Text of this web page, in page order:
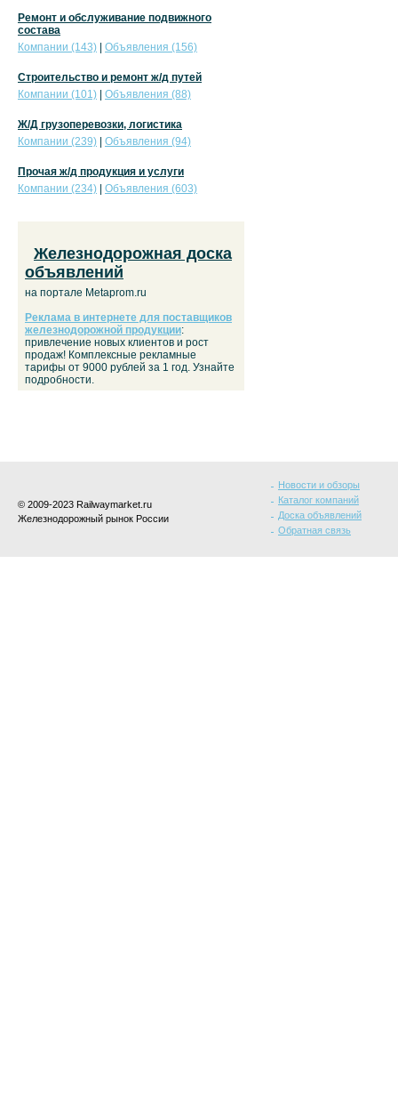
Ремонт и обслуживание подвижного
состава
Компании (143)
Объявления (156)
Строительство и ремонт ж/д путей
Компании (101)
Объявления (88)
Ж/Д грузоперевозки, логистика
Компании (239)
Объявления (94)
Прочая ж/д продукция и услуги
Компании (234)
Объявления (603)
Железнодорожная доска
объявлений
на портале Metaprom.ru
Реклама в интернете для поставщиков
железнодорожной продукции:
привлечение новых клиентов и рост
продаж! Комплексные рекламные
тарифы от 9000 рублей за 1 год. Узнайте
подробности.
© 2009-2023 Railwaymarket.ru
Железнодорожный рынок России
Новости и обзоры
Каталог компаний
Доска объявлений
Обратная связь